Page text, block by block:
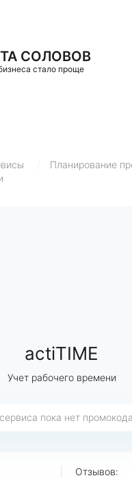
СОЛОВОВ
стало проще
Планирование
actiTIME
Учет рабочего времени
пока нет промокода
Отзывов: